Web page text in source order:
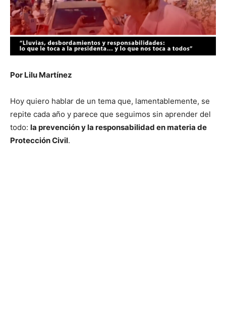
Por Lilu Martínez
Hoy quiero hablar de un tema que, lamentablemente, se
repite cada año y parece que seguimos sin aprender del
todo: la prevención y la responsabilidad en materia de
Protección Civil.